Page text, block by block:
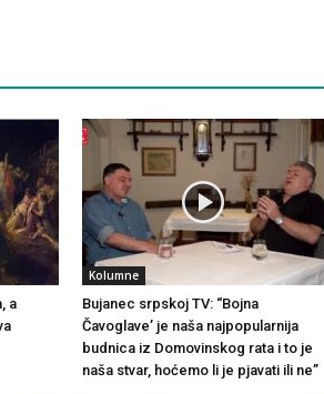
a
Kolumne
Bujanec srpskoj TV: “Bojna
Čavoglave’ je naša najpopularnija
budnica iz Domovinskog rata i to je
naša stvar, hoćemo li je pjavati ili ne”